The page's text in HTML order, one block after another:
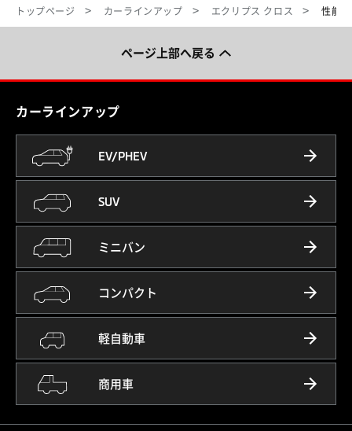
トップページ カーラインアップ エクリプス クロス 性能
ページ上部へ戻る
カーラインアップ
EV/PHEV
SUV
ミニバン
コンパクト
軽自動車
商用車